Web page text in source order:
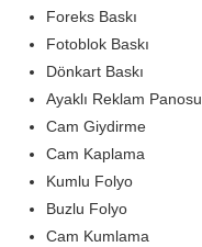
Foreks Baskı
Fotoblok Baskı
Dönkart Baskı
Ayaklı Reklam Panosu
Cam Giydirme
Cam Kaplama
Kumlu Folyo
Buzlu Folyo
Cam Kumlama